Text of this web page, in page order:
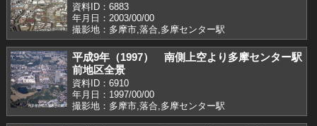
資料ID：6883
年月日：2003/00/00
撮影地：多摩市,落合,多摩センター駅
平成9年（1997） 南側上空より多摩センター駅
前地区全景
資料ID：6910
年月日：1997/00/00
撮影地：多摩市,落合,多摩センター駅